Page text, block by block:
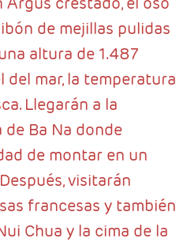
de mejillas pulidas
altura de 1.487
del mar, la temperatura
Llegarán a la
Ba Na donde
de montar en un
visitarán
francesas y también
Chua y la cima de la